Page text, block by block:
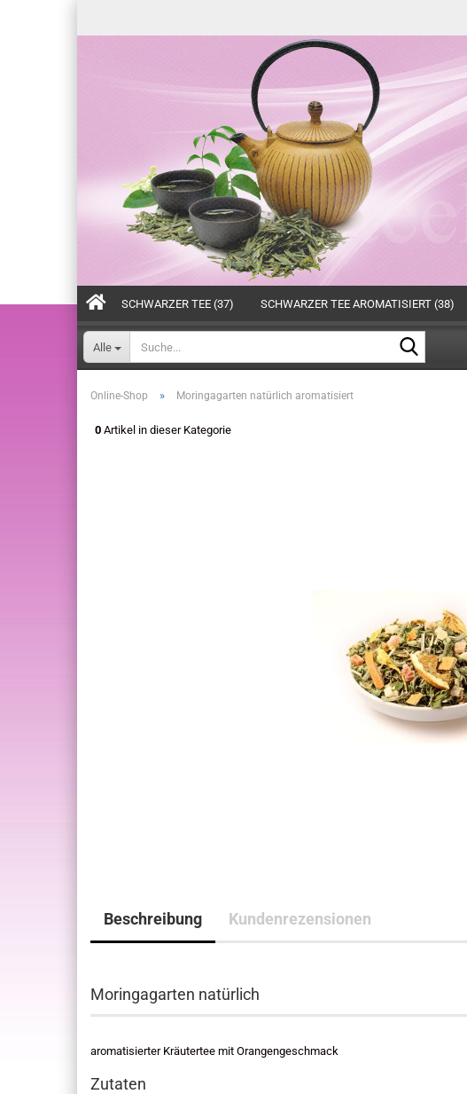
Alle
SCHWARZER TEE (37) SCHWARZER TEE AROMATISIERT (38)
Online-Shop » Moringagarten natürlich aromatisiert
0 Artikel in dieser Kategorie
Beschreibung Kundenrezensionen
Moringagarten natürlich
aromatisierter Kräutertee mit Orangengeschmack
Zutaten